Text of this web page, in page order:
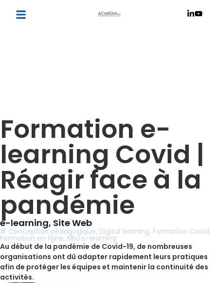
Formation e-
learning Covid |
Réagir face à la
pandémie
e-learning, Site Web
# Conception pédagogique, Digital learning, Formation Covid,
Formation en ligne, Micro-learning
Au début de la pandémie de Covid-19, de nombreuses
organisations ont dû adapter rapidement leurs pratiques
afin de protéger les équipes et maintenir la continuité des
activités.